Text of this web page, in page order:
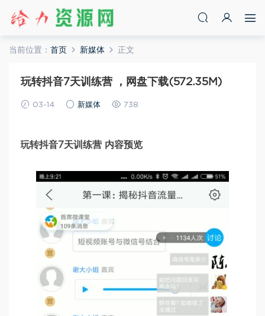
当前位置： 首页 新媒体 正文
玩转抖音7天训练营 ，网盘下载(572.35M)
03-14 新媒体 738
玩转抖音7天训练营 内容预览